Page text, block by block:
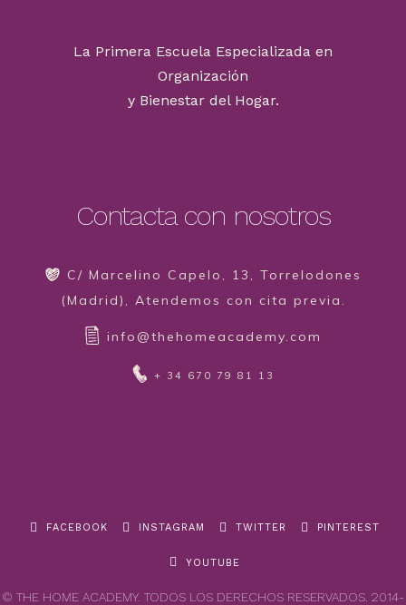
La Primera Escuela Especializada en
Organización
y Bienestar del Hogar.
Contacta con nosotros
C/ Marcelino Capelo, 13, Torrelodones
(Madrid), Atendemos con cita previa.
info@thehomeacademy.com
+ 34 670 79 81 13
FACEBOOK INSTAGRAM TWITTER PINTEREST
YOUTUBE
© THE HOME ACADEMY. TODOS LOS DERECHOS RESERVADOS. 2014-